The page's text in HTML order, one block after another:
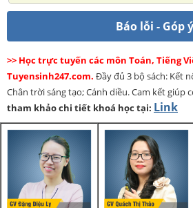
Báo lỗi - Góp ý
>> Học trực tuyến các môn Toán, Tiếng
Tuyensinh247.com. Đầy đủ 3 bộ sách: Kết
Chân trời sáng tạo; Cánh diều. Cam kết giúp
tham khảo chi tiết khoá học tại: Link